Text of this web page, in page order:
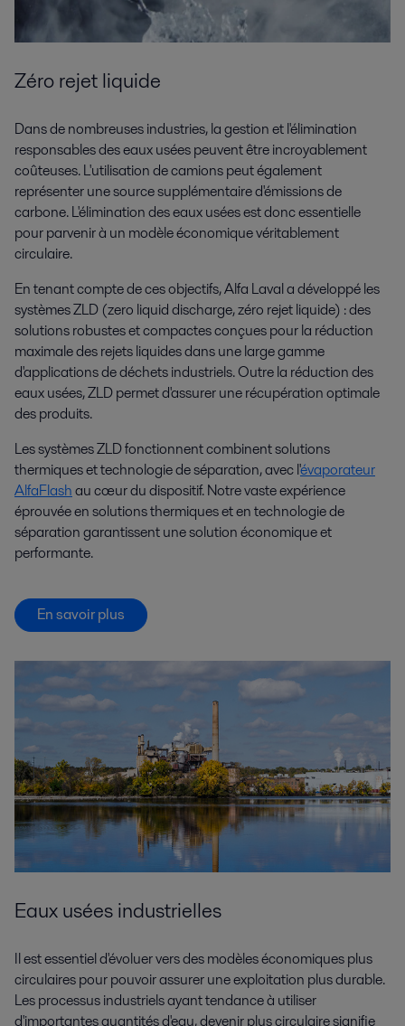
Zéro rejet liquide
Dans de nombreuses industries, la gestion et l'élimination
responsables des eaux usées peuvent être incroyablement
coûteuses. L'utilisation de camions peut également
représenter une source supplémentaire d'émissions de
carbone. L'élimination des eaux usées est donc essentielle
pour parvenir à un modèle économique véritablement
circulaire.
En tenant compte de ces objectifs, Alfa Laval a développé les
systèmes ZLD (zero liquid discharge, zéro rejet liquide) : des
solutions robustes et compactes conçues pour la réduction
maximale des rejets liquides dans une large gamme
d'applications de déchets industriels. Outre la réduction des
eaux usées, ZLD permet d'assurer une récupération optimale
des produits.
Les systèmes ZLD fonctionnent combinent solutions
thermiques et technologie de séparation, avec l'évaporateur
AlfaFlashau cœur du dispositif. Notre vaste expérience
éprouvée en solutions thermiques et en technologie de
séparation garantissent une solution économique et
performante.
En savoir plus
Eaux usées industrielles
Il est essentiel d'évoluer vers des modèles économiques plus
circulaires pour pouvoir assurer une exploitation plus durable.
Les processus industriels ayant tendance à utiliser
d'importantes quantités d'eau, devenir plus circulaire signifie